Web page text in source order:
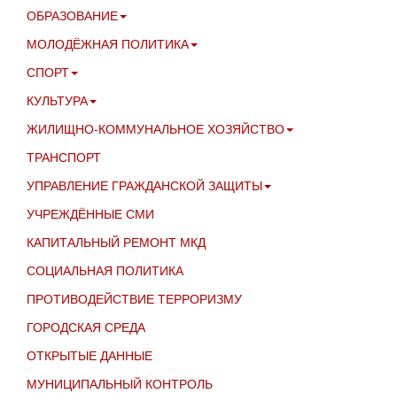
ОБРАЗОВАНИЕ
МОЛОДЁЖНАЯ ПОЛИТИКА
СПОРТ
КУЛЬТУРА
ЖИЛИЩНО-КОММУНАЛЬНОЕ ХОЗЯЙСТВО
ТРАНСПОРТ
УПРАВЛЕНИЕ ГРАЖДАНСКОЙ ЗАЩИТЫ
УЧРЕЖДЁННЫЕ СМИ
КАПИТАЛЬНЫЙ РЕМОНТ МКД
СОЦИАЛЬНАЯ ПОЛИТИКА
ПРОТИВОДЕЙСТВИЕ ТЕРРОРИЗМУ
ГОРОДСКАЯ СРЕДА
ОТКРЫТЫЕ ДАННЫЕ
МУНИЦИПАЛЬНЫЙ КОНТРОЛЬ